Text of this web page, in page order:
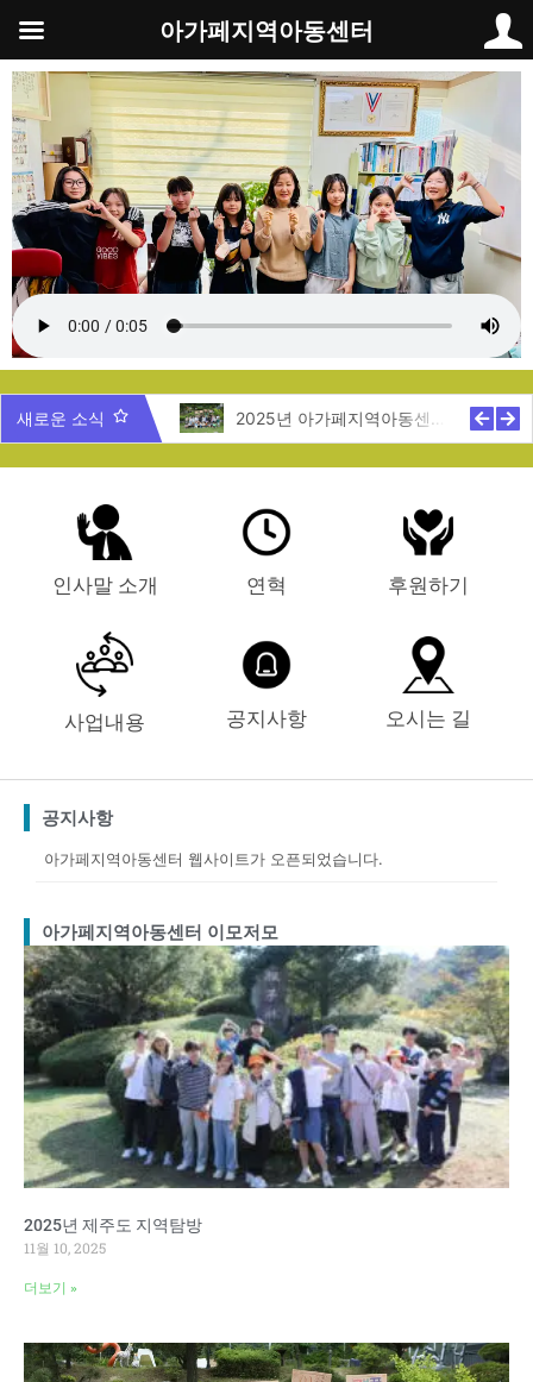
츠
로
건
너
뛰
기
새로운 소식
제주도 지역탐방
인사말 소개 연혁 후원하기
사업내용 공지사항 오시는 길
공지사항
아가페지역아동센터 웹사이트가 오픈되었습니다.
아가페지역아동센터 이모저모
2025년 제주도 지역탐방
11월 10, 2025
더보기 »
PagePage
아가페지역아동센터